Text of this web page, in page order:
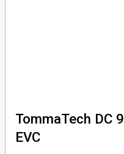
TommaTech DC
EVC